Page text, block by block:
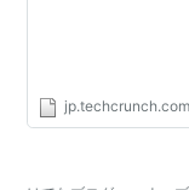
jp.techcrunch.com